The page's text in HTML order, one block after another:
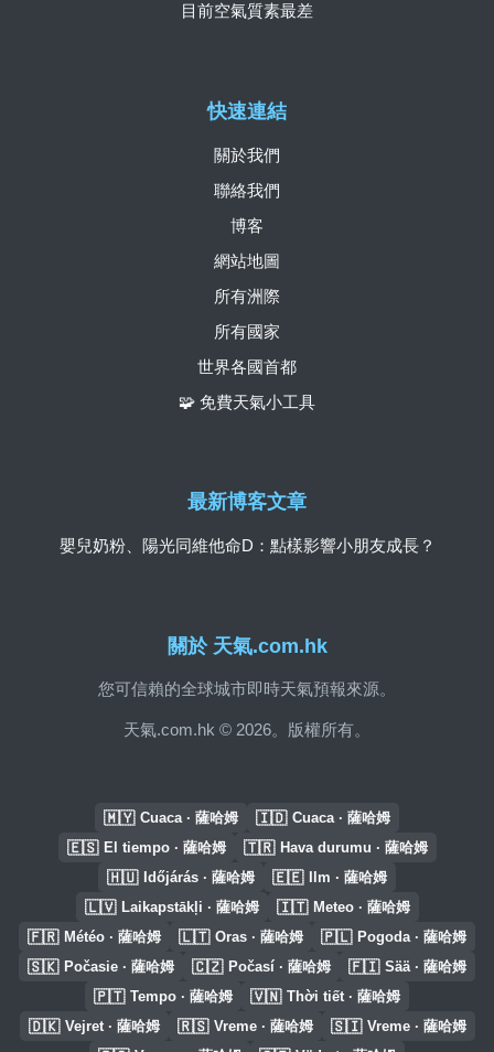
關於 天氣.com.hk
您可信賴的全球城市即時天氣預報來源。
天氣.com.hk © 2026。版權所有。
快速連結
關於我們
聯絡我們
博客
網站地圖
所有洲際
所有國家
世界各國首都
🧩 免費天氣小工具
目前空氣質素最差
最新博客文章
嬰兒奶粉、陽光同維他命D：點樣影響小朋友成長？
🇲🇾 Cuaca · 薩哈姆 🇮🇩 Cuaca · 薩哈姆
🇪🇸 El tiempo · 薩哈姆 🇹🇷 Hava durumu · 薩哈姆
🇭🇺 Időjárás · 薩哈姆 🇪🇪 Ilm · 薩哈姆
🇱🇻 Laikapstākļi · 薩哈姆 🇮🇹 Meteo · 薩哈姆
🇫🇷 Météo · 薩哈姆 🇱🇹 Oras · 薩哈姆 🇵🇱 Pogoda · 薩哈姆
🇸🇰 Počasie · 薩哈姆 🇨🇿 Počasí · 薩哈姆 🇫🇮 Sää · 薩哈姆
🇵🇹 Tempo · 薩哈姆 🇻🇳 Thời tiết · 薩哈姆
🇩🇰 Vejret · 薩哈姆 🇷🇸 Vreme · 薩哈姆 🇸🇮 Vreme · 薩哈姆